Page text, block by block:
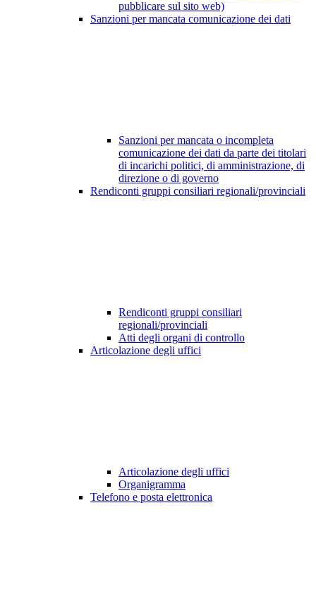
pubblicare sul sito web)
Sanzioni per mancata comunicazione dei dati
Sanzioni per mancata o incompleta
comunicazione dei dati da parte dei titolari
di incarichi politici, di amministrazione, di
direzione o di governo
Rendiconti gruppi consiliari regionali/provinciali
Rendiconti gruppi consiliari
regionali/provinciali
Atti degli organi di controllo
Articolazione degli uffici
Articolazione degli uffici
Organigramma
Telefono e posta elettronica